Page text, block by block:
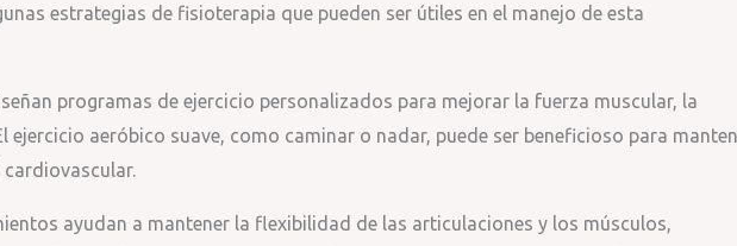
estrategias de fisioterapia que pueden ser útiles en el manejo de esta
programas de ejercicio personalizados para mejorar la fuerza muscular, la
ejercicio aeróbico suave, como caminar o nadar, puede ser beneficioso para
ayudan a mantener la flexibilidad de las articulaciones y los músculos,